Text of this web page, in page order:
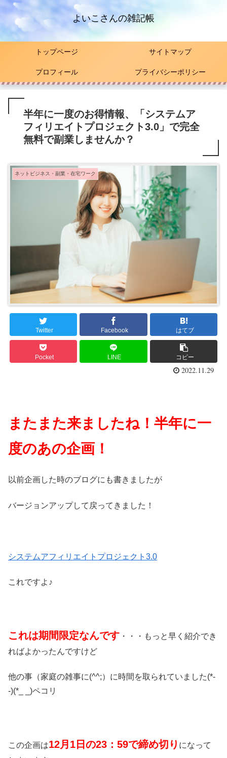
よいこさんの雑記帳
トップページ サイトマップ
プロフィール プライバシーポリシー
半年に一度のお得情報、「システムア
フィリエイトプロジェクト3.0」で完全
無料で副業しませんか？
ネットビジネス・副業・在宅ワーク
Twitter Facebook はてブ
Pocket LINE コピー
2022.11.29
またまた来ましたね！半年に一
度のあの企画！
以前企画した時のブログにも書きましたが
バージョンアップして戻ってきました！
システムアフィリエイトプロジェクト3.0
これですよ♪
これは期間限定なんです ・・・もっと早く紹介でき
ればよかったんですけど
他の事（家庭の雑事に(^^;）に時間を取られていました(*-
-)(*_ _)ペコリ
この企画は12月1日の23：59で締め切り になって